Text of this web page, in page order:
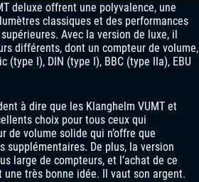
deluxe offrent une polyvalence, une
classiques et des performances
Avec la version de luxe, il
différents, dont un compteur de volume,
(type I), DIN (type I), BBC (type IIa), EBU
à dire que les Klanghelm VUMT et
choix pour tous ceux qui
de volume solide qui n’offre que
supplémentaires. De plus, la version
large de compteurs, et l’achat de ce
une très bonne idée. Il vaut son argent.